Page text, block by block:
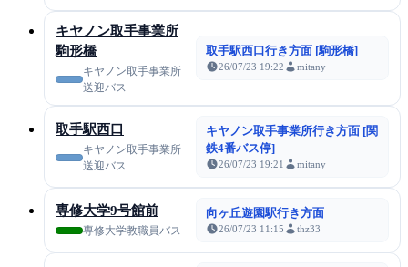
キヤノン取手事業所
駒形橋
キヤノン取手事業所
送迎バス
取手駅西口行き方面 [駒形橋]
26/07/23 19:22 mitany
取手駅西口
キヤノン取手事業所
送迎バス
キヤノン取手事業所行き方面 [関
鉄4番バス停]
26/07/23 19:21 mitany
専修大学9号館前
専修大学教職員バス
向ヶ丘遊園駅行き方面
26/07/23 11:15 thz33